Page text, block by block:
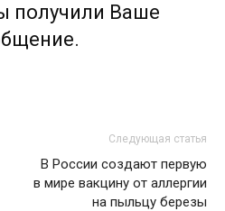
получили Ваше
Следующая статья
В России создают первую
в мире вакцину от аллергии
на пыльцу березы